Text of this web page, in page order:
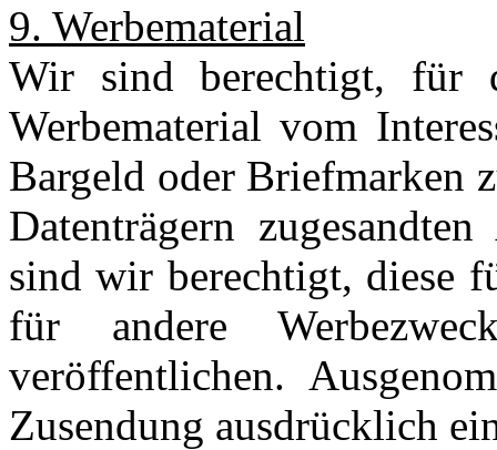
9. Werbematerial
Wir sind berechtigt, für
Werbematerial vom
Bargeld oder Briefmarken
Datenträgern
sind wir berechtigt, diese
für andere
veröffentlichen.
Zusendung ausdrücklich